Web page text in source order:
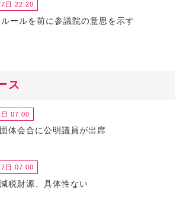
日 22:20
ールを前に参議院の意思を示す
ス
日 07:00
体会合に公明議員が出席
日 07:00
税財源、具体性ない